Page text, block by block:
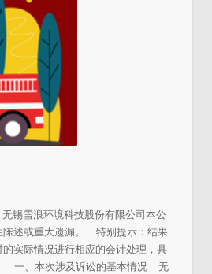
环境科技股份有限公司本公
陈述或重大遗漏。 特别提示：结果
实际情况进行相应的会计处理，具
一、本次涉及诉讼的基本情况 无